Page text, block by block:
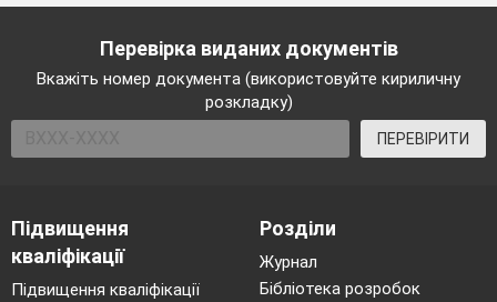
Перевірка виданих документів
Вкажіть номер документа (використовуйте кириличну
розкладку)
ПЕРЕВІРИТИ
Підвищення
кваліфікації
Підвищення кваліфікації
Розділи
Журнал
Бібліотека розробок